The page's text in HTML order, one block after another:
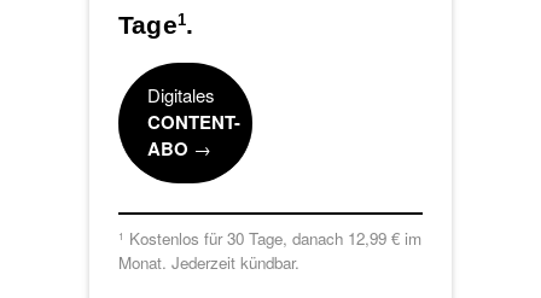
Tage1.
Digitales
CONTENT-
ABO →
1 Kostenlos für 30 Tage, danach 12,99 € im
Monat. Jederzeit kündbar.